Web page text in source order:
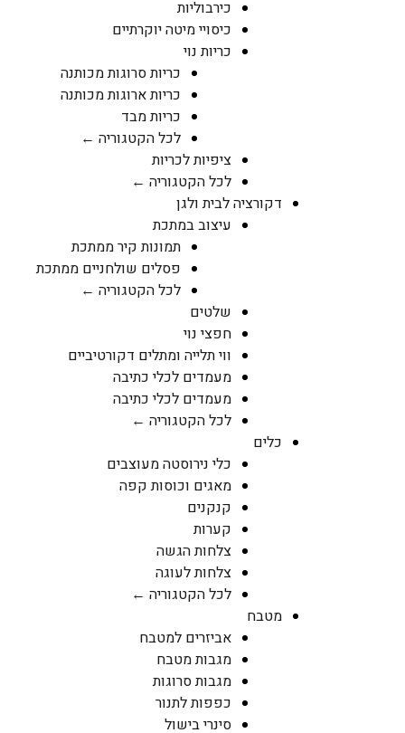
כירבוליות
כיסויי מיטה יוקרתיים
כריות נוי
כריות סרוגות מכותנה
כריות ארוגות מכותנה
כריות מבד
לכל הקטגוריה ←
ציפיות לכריות
לכל הקטגוריה ←
דקורציה לבית ולגן
עיצוב במתכת
תמונות קיר ממתכת
פסלים שולחניים ממתכת
לכל הקטגוריה ←
שלטים
חפצי נוי
ווי תלייה ומתלים דקורטיביים
מעמדים לכלי כתיבה
מעמדים לכלי כתיבה
לכל הקטגוריה ←
כלים
כלי נירוסטה מעוצבים
מאגים וכוסות קפה
קנקנים
קערות
צלחות הגשה
צלחות לעוגה
לכל הקטגוריה ←
מטבח
אביזרים למטבח
מגבות מטבח
מגבות סרוגות
כפפות לתנור
סינרי בישול